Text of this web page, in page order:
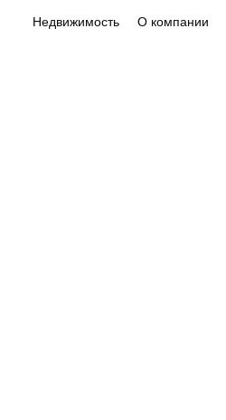
Недвижимость О компании